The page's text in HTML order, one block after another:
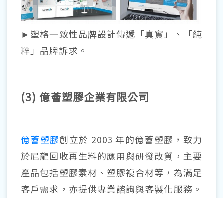
►塑格一致性品牌設計傳遞「真實」、「純
粹」品牌訴求。
(3) 億薈塑膠企業有限公司
億薈塑膠創立於 2003 年的億薈塑膠，致力
於尼龍回收再生料的應用與研發改質，主要
產品包括塑膠素材、塑膠複合材等，為滿足
客戶需求，亦提供專業諮詢與客製化服務。